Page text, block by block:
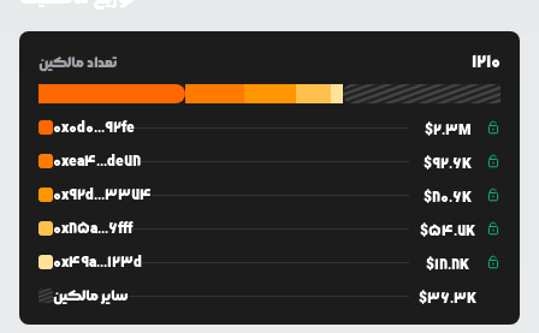
تعداد مالکین 1210
0x0d0...92fe $2.3M
0xea4...de78
$92.6K
0x92d...3374
$80.6K
0x85a...6fff
$54.7K
0x49a...123d
$18.8K
سایر مالکین
$36.3K